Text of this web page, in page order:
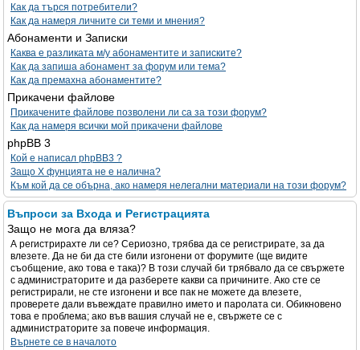
Как да търся потребители?
Как да намеря личните си теми и мнения?
Абонаменти и Записки
Каква е разликата м/у абонаментите и записките?
Как да запиша абонамент за форум или тема?
Как да премахна абонаментите?
Прикачени файлове
Прикачените файлове позволени ли са за този форум?
Как да намеря всички мой прикачени файлове
phpBB 3
Кой е написал phpBB3 ?
Защо X фунцията не е налична?
Към кой да се обърна, ако намеря нелегални материали на този форум?
Въпроси за Входа и Регистрацията
Защо не мога да вляза?
А регистрирахте ли се? Сериозно, трябва да се регистрирате, за да
влезете. Да не би да сте били изгонени от форумите (ще видите
съобщение, ако това е така)? В този случай би трябвало да се свържете
с администраторите и да разберете какви са причините. Ако сте се
регистрирали, не сте изгонени и все пак не можете да влезете,
проверете дали въвеждате правилно името и паролата си. Обикновено
това е проблема; ако във вашия случай не е, свържете се с
администраторите за повече информация.
Върнете се в началото